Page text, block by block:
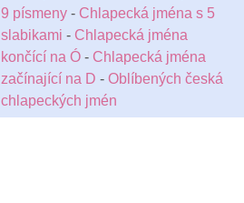
9 písmeny - Chlapecká jména s 5
slabikami - Chlapecká jména
končící na Ó - Chlapecká jména
začínající na D - Oblíbených česká
chlapeckých jmén